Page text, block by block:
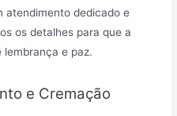
atendimento dedicado e
os detalhes para que a
lembrança e paz.
e Cremação